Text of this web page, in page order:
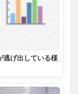
逃げ出している様